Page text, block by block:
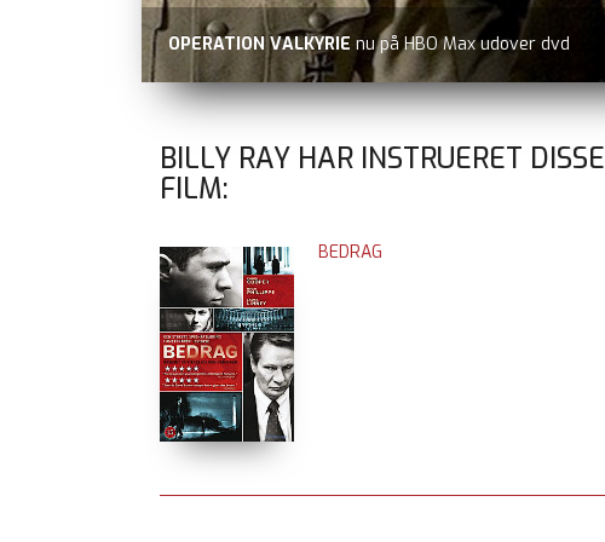
OPERATION VALKYRIE nu på HBO Max udover dvd
BILLY RAY HAR INSTRUERET DISSE
FILM:
BEDRAG